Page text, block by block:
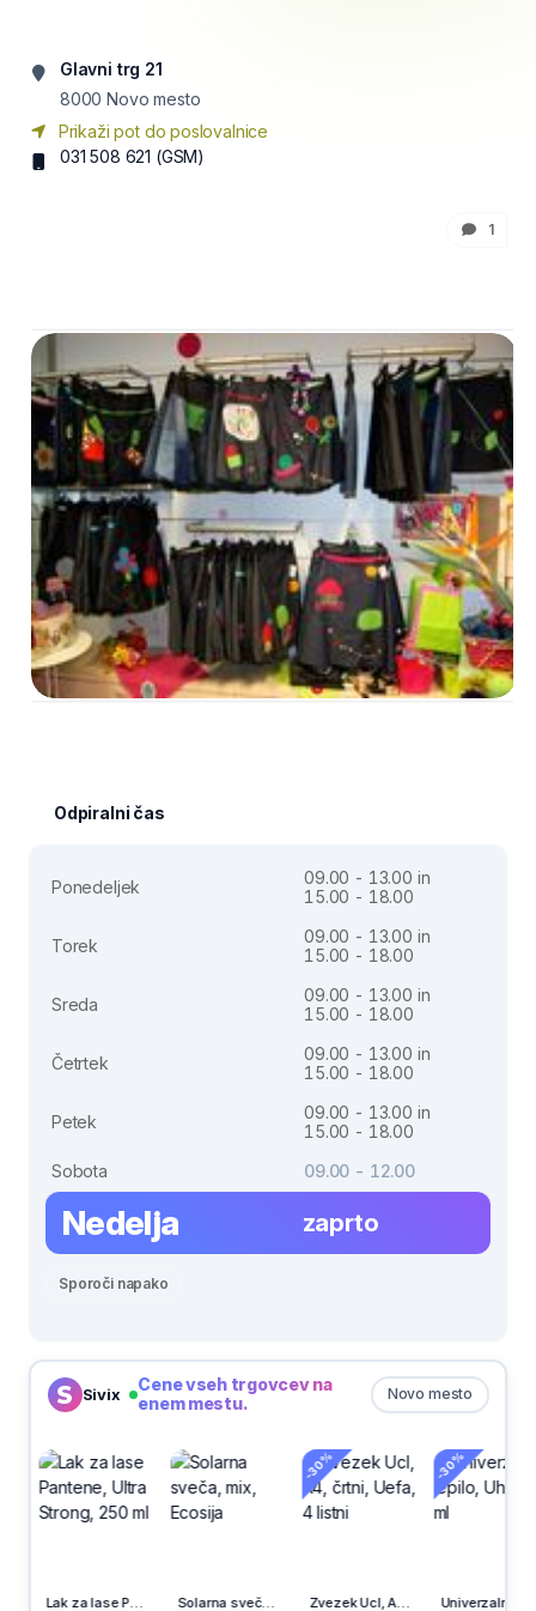
Glavni trg 21
8000 Novo mesto
Prikaži pot do poslovalnice
031 508 621 (GSM)
1
Odpiralni čas
Ponedeljek
09.00 - 13.00 in
15.00 - 18.00
Torek
09.00 - 13.00 in
15.00 - 18.00
Sreda
09.00 - 13.00 in
15.00 - 18.00
Četrtek
09.00 - 13.00 in
15.00 - 18.00
Petek
09.00 - 13.00 in
15.00 - 18.00
Sobota
09.00 - 12.00
Nedelja zaprto
Sporoči napako
Sivix Novo mesto
Cene vseh trgovcev na
enem mestu.
Lak za lase Pantene, Ultra Strong, 250 ml Solarna sveča, mix, Ecosija
-30%
Zvezek Ucl, A4, črtni, Uefa, 4 listni
-30%
Univerzalno lepilo, Uhu, 35 ml